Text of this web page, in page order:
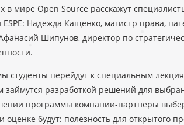
в мире Open Source расскажут
ESPE: Надежда Кащенко, магистр права,
Шипунов, директор по
студенты перейдут к специальным
займутся разработкой решений для
программы компании-партнеры
будут: полезность для открытого